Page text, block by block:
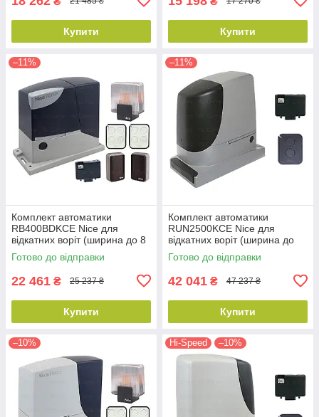
Купити Купити
–11%
Комплект автоматики
RB400BDKCE Nice для
відкатних воріт (ширина до 8
м)
Готово до відправки
22 461 ₴ 25 237 ₴
Купити
–11%
Комплект автоматики
RUN2500KCE Nice для
відкатних воріт (ширина до
18 м)
Готово до відправки
42 041 ₴ 47 237 ₴
Купити
–10% Hi-Speed –10%